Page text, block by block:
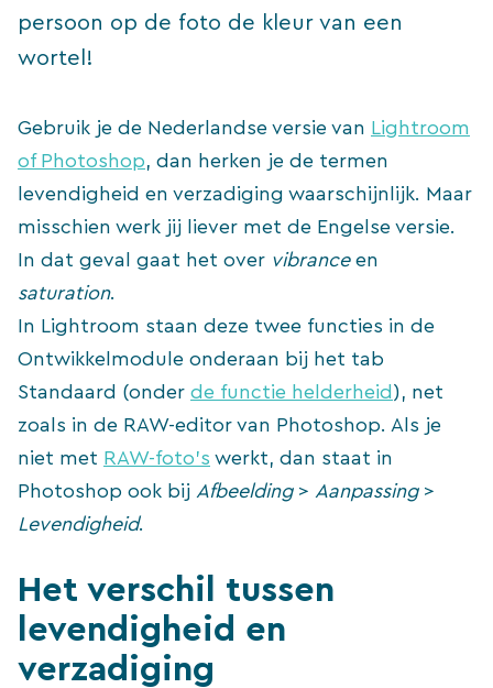
persoon op de foto de kleur van een
wortel!
Gebruik je de Nederlandse versie van Lightroom
of Photoshop, dan herken je de termen
levendigheid en verzadiging waarschijnlijk. Maar
misschien werk jij liever met de Engelse versie.
In dat geval gaat het over vibranceen
saturation.
In Lightroom staan deze twee functies in de
Ontwikkelmodule onderaan bij het tab
Standaard (onder de functie helderheid ), net
zoals in de RAW-editor van Photoshop. Als je
niet met RAW-foto’s werkt, dan staat in
Photoshop ook bij Afbeelding> Aanpassing>
Levendigheid.
Het verschil tussen
levendigheid en
verzadiging